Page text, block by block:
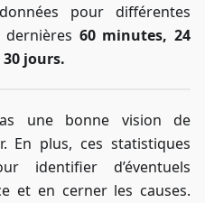
pour différentes
60 minutes, 24
30 jours.
une bonne vision de
En plus, ces statistiques
identifier d’éventuels
et en cerner les causes.